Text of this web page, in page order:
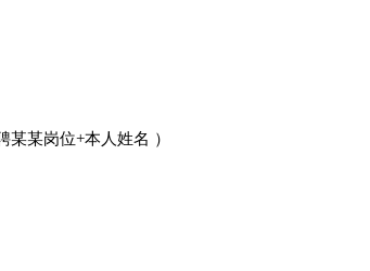
某某岗位+本人姓名 ）